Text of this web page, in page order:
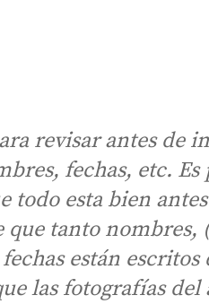
revisar antes de
fechas, etc. Es
todo esta bien
que tanto nombres,
están escritos
las fotografías del